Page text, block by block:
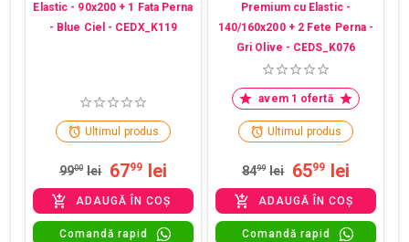
Elastic - 90x200 + 1 Fata Perna
- Blue Ciel - CEDX_K119
Ultimul produs
9900 lei 6799 lei
ADAUGĂ ÎN COȘ
Comandă rapid
Premium cu Elastic -
140/160x200 + 2 Fete Perna -
Gri Olive - CEDS_K076
avem 1 ofertă
Ultimul produs
8499 lei 6599 lei
ADAUGĂ ÎN COȘ
Comandă rapid